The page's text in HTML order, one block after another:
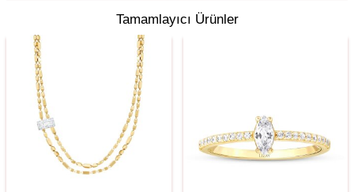
Tamamlayıcı Ürünler